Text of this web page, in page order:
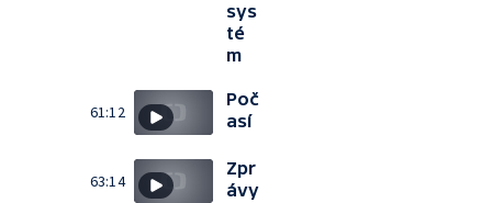
sys
té
m
61:12
Poč
así
63:14
Zpr
ávy